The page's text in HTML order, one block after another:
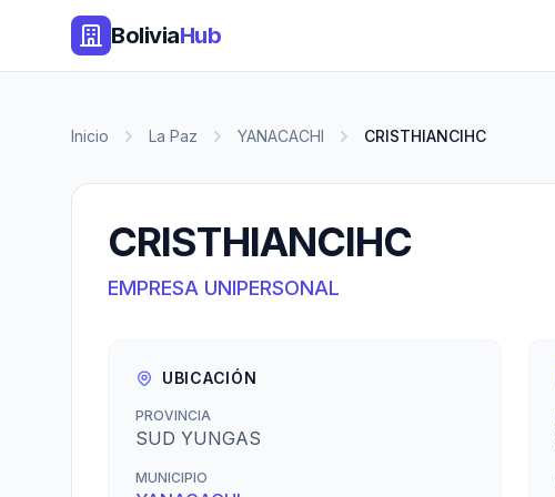
BoliviaHub
Inicio La Paz YANACACHI CRISTHIANCIHC
CRISTHIANCIHC
EMPRESA UNIPERSONAL
UBICACIÓN
PROVINCIA
SUD YUNGAS
MUNICIPIO